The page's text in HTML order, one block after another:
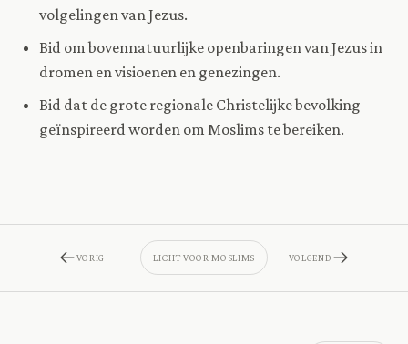
volgelingen van Jezus.
Bid om bovennatuurlijke openbaringen van Jezus in
dromen en visioenen en genezingen.
Bid dat de grote regionale Christelijke bevolking
geïnspireerd worden om Moslims te bereiken.
VORIG LICHT VOOR MOSLIMS VOLGEND